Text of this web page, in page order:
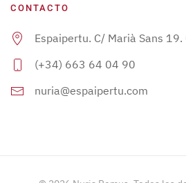
CONTACTO
Espaipertu. C/ Marià Sans
(+34) 663 64 04 90
nuria@espaipertu.com